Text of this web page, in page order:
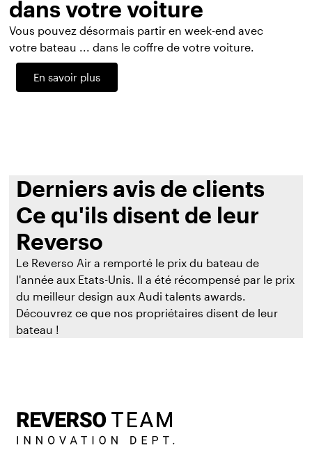
dans votre voiture
Vous pouvez désormais partir en week-end avec
votre bateau ... dans le coffre de votre voiture.
En savoir plus
Derniers avis de clients
Ce qu'ils disent de leur
Reverso
Le Reverso Air a remporté le prix du bateau de
l'année aux Etats-Unis. Il a été récompensé par le prix
du meilleur design aux Audi talents awards.
Découvrez ce que nos propriétaires disent de leur
bateau !